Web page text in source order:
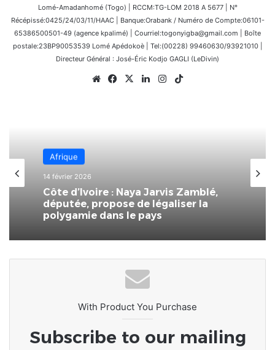
Lomé-Amadanhomé (Togo) | RCCM:TG-LOM 2018 A 5677 | N°
Récépissé:0425/24/03/11/HAAC | Banque:Orabank / Numéro de Compte:06101-
65386500501-49 (agence kpalimé) | Courriel:togonyigba@gmail.com | Boîte
postale:23BP90053539 Lomé Apédokoè | Tel:(00228) 99460630/93921010 |
Directeur Général : José-Éric Kodjo GAGLI (LeDivin)
WebsiteFacebook
X LinkedinInstagram
Afrique
14 février 2026
Côte d’Ivoire : Naya Jarvis Zamblé,
députée, propose de légaliser la
polygamie dans le pays
With Product You Purchase
Subscribe to our mailing